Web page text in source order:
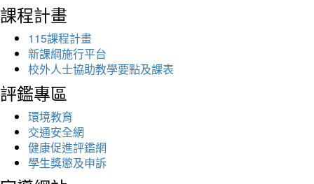
課程計畫
115課程計畫
新課綱施行平台
校外人士協助教學要點及課表
評鑑專區
環境教育
交通安全網
健康促進評鑑網
學生獎懲及申訴